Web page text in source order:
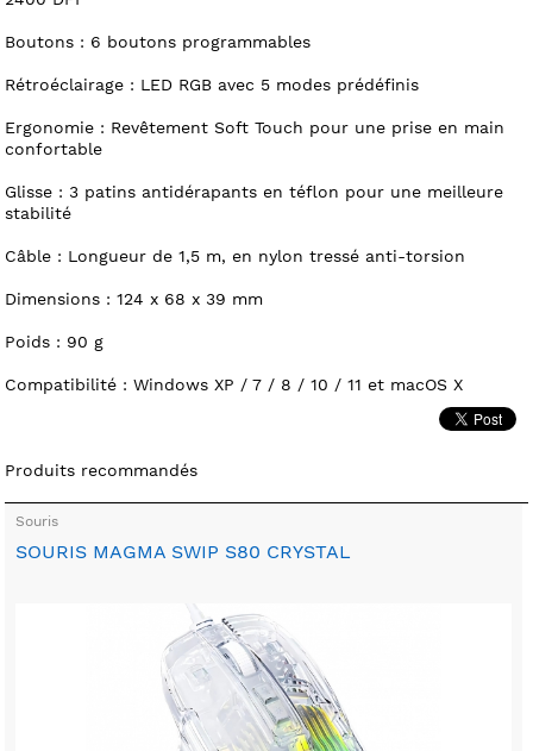
Boutons : 6 boutons programmables
Rétroéclairage : LED RGB avec 5 modes prédéfinis
Ergonomie : Revêtement Soft Touch pour une prise en main
confortable
Glisse : 3 patins antidérapants en téflon pour une meilleure
stabilité
Câble : Longueur de 1,5 m, en nylon tressé anti-torsion
Dimensions : 124 x 68 x 39 mm
Poids : 90 g
Compatibilité : Windows XP / 7 / 8 / 10 / 11 et macOS X
Produits recommandés
Souris
SOURIS MAGMA SWIP S80 CRYSTAL